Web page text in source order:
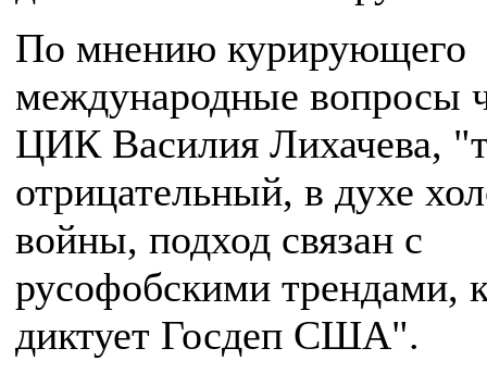
По мнению курирующего
международные вопросы
ЦИК Василия Лихачева,
отрицательный, в духе
войны, подход связан с
русофобскими трендами,
диктует Госдеп США".